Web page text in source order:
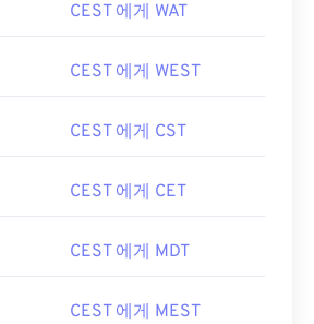
CEST 에게 WAT
CEST 에게 WEST
CEST 에게 CST
CEST 에게 CET
CEST 에게 MDT
CEST 에게 MEST